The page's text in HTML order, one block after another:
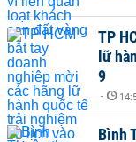
TP
lữ
9
-
Bình